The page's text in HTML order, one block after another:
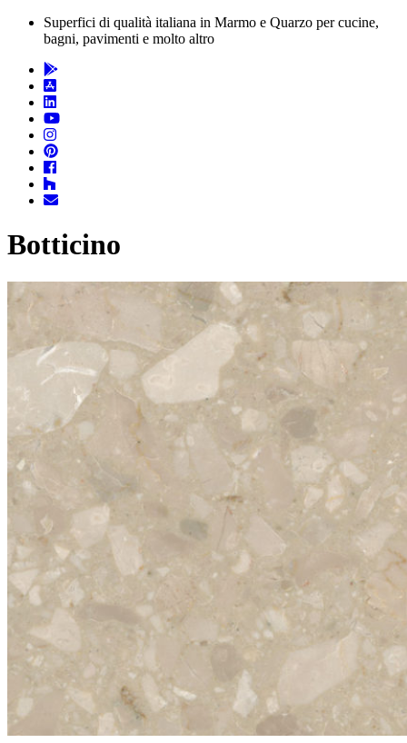
Superfici di qualità italiana in Marmo e Quarzo per cucine,
bagni, pavimenti e molto altro
Botticino